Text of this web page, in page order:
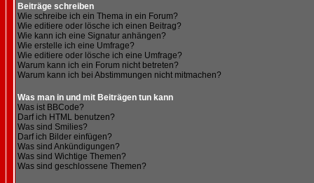
Beiträge schreiben
Wie schreibe ich ein Thema in ein Forum?
Wie editiere oder lösche ich einen Beitrag?
Wie kann ich eine Signatur anhängen?
Wie erstelle ich eine Umfrage?
Wie editiere oder lösche ich eine Umfrage?
Warum kann ich ein Forum nicht betreten?
Warum kann ich bei Abstimmungen nicht mitmachen?
Was man in und mit Beiträgen tun kann
Was ist BBCode?
Darf ich HTML benutzen?
Was sind Smilies?
Darf ich Bilder einfügen?
Was sind Ankündigungen?
Was sind Wichtige Themen?
Was sind geschlossene Themen?